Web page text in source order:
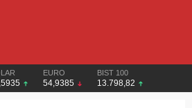
EURO
54,9385
BIST 100
13.798,82